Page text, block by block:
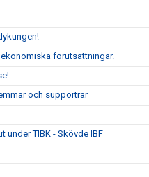
förutsättningar.
och supportrar
under TIBK - Skövde IBF